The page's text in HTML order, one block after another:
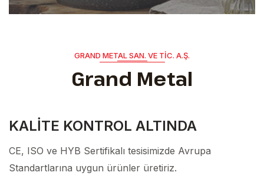
GRAND METAL SAN. VE TIC. A.Ş.
Grand Metal
KALİTE KONTROL ALTINDA
CE, ISO ve HYB Sertifikalı tesisimizde Avrupa
Standartlarına uygun ürünler üretiriz.